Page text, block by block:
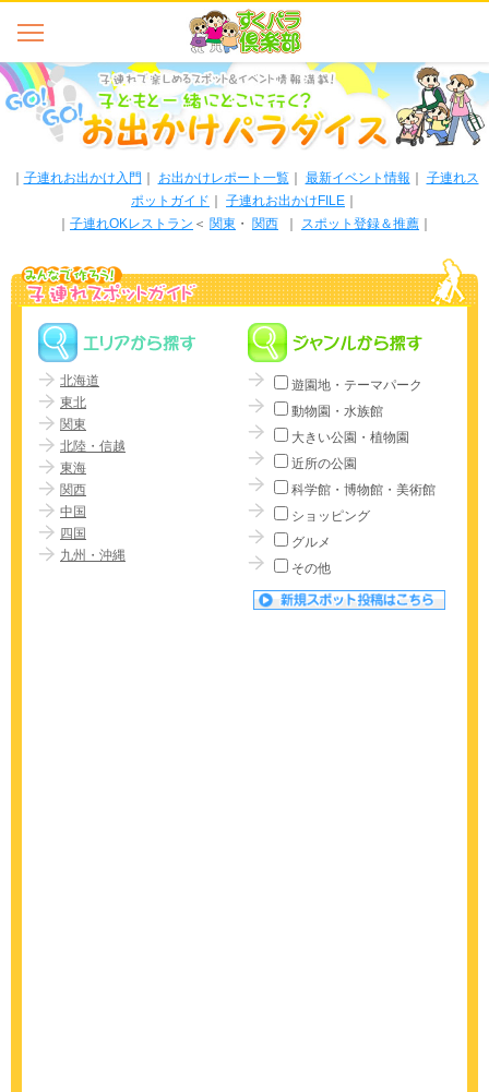
子連れお出かけ入門 お出かけレポート一覧｜ 最新イベント情報
子連れス
ポットガイド
子連れお出かけFILE
子連れOKレストラン ＜ 関東 ・ 関西 スポット登録＆推薦
北海道
東北
関東
北陸・信越
東海
関西
中国
四国
九州・沖縄
遊園地・テーマパーク
動物園・水族館
大きい公園・植物園
近所の公園
科学館・博物館・美術館
ショッピング
グルメ
その他